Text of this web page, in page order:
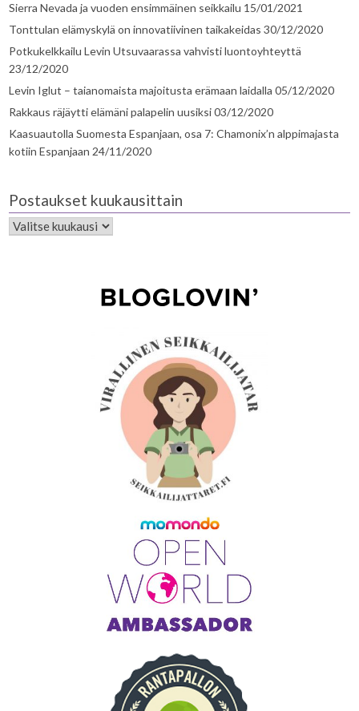
Sierra Nevada ja vuoden ensimmäinen seikkailu 15/01/2021
Tonttulan elämyskylä on innovatiivinen taikakeidas 30/12/2020
Potkukelkkailu Levin Utsuvaarassa vahvisti luontoyhteyttä
23/12/2020
Levin Iglut – taianomaista majoitusta erämaan laidalla 05/12/2020
Rakkaus räjäytti elämäni palapelin uusiksi03/12/2020
Kaasuautolla Suomesta Espanjaan, osa 7: Chamonix’n alppimajasta
kotiin Espanjaan 24/11/2020
Postaukset kuukausittain